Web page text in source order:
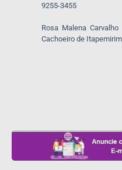
9255-3455
Rosa Malena
Cachoeiro de